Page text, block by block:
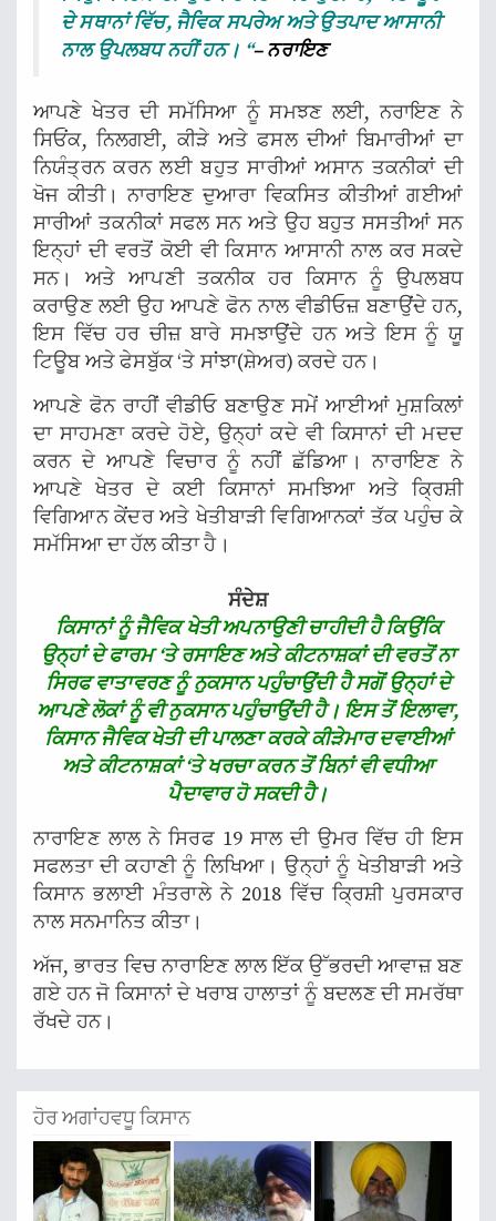
ਦੇ ਸਥਾਨਾਂ ਵਿੱਚ, ਜੈਵਿਕ ਸਪਰੇਅ ਅਤੇ ਉਤਪਾਦ ਆਸਾਨੀ
ਨਾਲ ਉਪਲਬਧ ਨਹੀਂ ਹਨ। “– ਨਰਾਇਣ
ਆਪਣੇ ਖੇਤਰ ਦੀ ਸਮੱਸਿਆ ਨੂੰ ਸਮਝਣ ਲਈ, ਨਰਾਇਣ ਨੇ
ਸਿਓਂਕ, ਨਿਲਗਈ, ਕੀੜੇ ਅਤੇ ਫਸਲ ਦੀਆਂ ਬਿਮਾਰੀਆਂ ਦਾ
ਨਿਯੰਤ੍ਰਨ ਕਰਨ ਲਈ ਬਹੁਤ ਸਾਰੀਆਂ ਅਸਾਨ ਤਕਨੀਕਾਂ ਦੀ
ਖੋਜ ਕੀਤੀ। ਨਾਰਾਇਣ ਦੁਆਰਾ ਵਿਕਸਿਤ ਕੀਤੀਆਂ ਗਈਆਂ
ਸਾਰੀਆਂ ਤਕਨੀਕਾਂ ਸਫਲ ਸਨ ਅਤੇ ਉਹ ਬਹੁਤ ਸਸਤੀਆਂ ਸਨ
ਇਨ੍ਹਾਂ ਦੀ ਵਰਤੋਂ ਕੋਈ ਵੀ ਕਿਸਾਨ ਆਸਾਨੀ ਨਾਲ ਕਰ ਸਕਦੇ
ਸਨ। ਅਤੇ ਆਪਣੀ ਤਕਨੀਕ ਹਰ ਕਿਸਾਨ ਨੂੰ ਉਪਲਬਧ
ਕਰਾਉਣ ਲਈ ਉਹ ਆਪਣੇ ਫੋਨ ਨਾਲ ਵੀਡੀਓਜ਼ ਬਣਾਉਂਦੇ ਹਨ,
ਇਸ ਵਿੱਚ ਹਰ ਚੀਜ਼ ਬਾਰੇ ਸਮਝਾਉਂਦੇ ਹਨ ਅਤੇ ਇਸ ਨੂੰ ਯੂ
ਟਿਊਬ ਅਤੇ ਫੇਸਬੁੱਕ ‘ਤੇ ਸਾਂਝਾ(ਸ਼ੇਅਰ) ਕਰਦੇ ਹਨ।
ਆਪਣੇ ਫੋਨ ਰਾਹੀਂ ਵੀਡੀਓ ਬਣਾਉਣ ਸਮੇਂ ਆਈਆਂ ਮੁਸ਼ਕਿਲਾਂ
ਦਾ ਸਾਹਮਣਾ ਕਰਦੇ ਹੋਏ, ਉਨ੍ਹਾਂ ਕਦੇ ਵੀ ਕਿਸਾਨਾਂ ਦੀ ਮਦਦ
ਕਰਨ ਦੇ ਆਪਣੇ ਵਿਚਾਰ ਨੂੰ ਨਹੀਂ ਛੱਡਿਆ। ਨਾਰਾਇਣ ਨੇ
ਆਪਣੇ ਖੇਤਰ ਦੇ ਕਈ ਕਿਸਾਨਾਂ ਸਮਝਿਆ ਅਤੇ ਕ੍ਰਿਸ਼ੀ
ਵਿਗਿਆਨ ਕੇਂਦਰ ਅਤੇ ਖੇਤੀਬਾੜੀ ਵਿਗਿਆਨਕਾਂ ਤੱਕ ਪਹੁੰਚ ਕੇ
ਸਮੱਸਿਆ ਦਾ ਹੱਲ ਕੀਤਾ ਹੈ।
ਸੰਦੇਸ਼
ਕਿਸਾਨਾਂ ਨੂੰ ਜੈਵਿਕ ਖੇਤੀ ਅਪਨਾਉਣੀ ਚਾਹੀਦੀ ਹੈ ਕਿਉਂਕਿ
ਉਨ੍ਹਾਂ ਦੇ ਫਾਰਮ ‘ਤੇ ਰਸਾਇਣ ਅਤੇ ਕੀਟਨਾਸ਼ਕਾਂ ਦੀ ਵਰਤੋਂ ਨਾ
ਸਿਰਫ ਵਾਤਾਵਰਣ ਨੂੰ ਨੁਕਸਾਨ ਪਹੁੰਚਾਉਂਦੀ ਹੈ ਸਗੋਂ ਉਨ੍ਹਾਂ ਦੇ
ਆਪਣੇ ਲੋਕਾਂ ਨੂੰ ਵੀ ਨੁਕਸਾਨ ਪਹੁੰਚਾਉਂਦੀ ਹੈ। ਇਸ ਤੋਂ ਇਲਾਵਾ,
ਕਿਸਾਨ ਜੈਵਿਕ ਖੇਤੀ ਦੀ ਪਾਲਣਾ ਕਰਕੇ ਕੀੜੇਮਾਰ ਦਵਾਈਆਂ
ਅਤੇ ਕੀਟਨਾਸ਼ਕਾਂ ‘ਤੇ ਖਰਚਾ ਕਰਨ ਤੋਂ ਬਿਨਾਂ ਵੀ ਵਧੀਆ
ਪੈਦਾਵਾਰ ਹੋ ਸਕਦੀ ਹੈ।
ਨਾਰਾਇਣ ਲਾਲ ਨੇ ਸਿਰਫ 19 ਸਾਲ ਦੀ ਉਮਰ ਵਿੱਚ ਹੀ ਇਸ
ਸਫਲਤਾ ਦੀ ਕਹਾਣੀ ਨੂੰ ਲਿਖਿਆ। ਉਨ੍ਹਾਂ ਨੂੰ ਖੇਤੀਬਾੜੀ ਅਤੇ
ਕਿਸਾਨ ਭਲਾਈ ਮੰਤਰਾਲੇ ਨੇ 2018 ਵਿੱਚ ਕ੍ਰਿਸ਼ੀ ਪੁਰਸਕਾਰ
ਨਾਲ ਸਨਮਾਨਿਤ ਕੀਤਾ।
ਅੱਜ, ਭਾਰਤ ਵਿਚ ਨਾਰਾਇਣ ਲਾਲ ਇੱਕ ਉੱਭਰਦੀ ਆਵਾਜ਼ ਬਣ
ਗਏ ਹਨ ਜੋ ਕਿਸਾਨਾਂ ਦੇ ਖਰਾਬ ਹਾਲਾਤਾਂ ਨੂੰ ਬਦਲਣ ਦੀ ਸਮਰੱਥਾ
ਰੱਖਦੇ ਹਨ।
ਹੋਰ ਅਗਾਂਹਵਧੂ ਕਿਸਾਨ